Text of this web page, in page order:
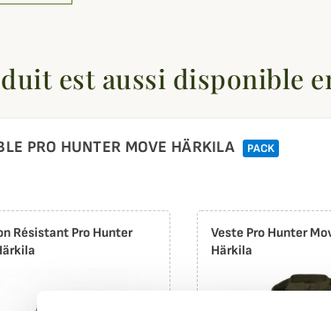
est aussi disponible
PRO HUNTER MOVE HÄRKILA PACK
Résistant Pro Hunter
Veste Pro Hunter
Härkila